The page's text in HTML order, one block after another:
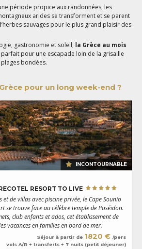
période propice aux randonnées, les
arides se transforment et se parent
sauvages pour le plus grand plaisir des
gastronomie et soleil, la Grèce au mois
pour une escapade loin de la grisaille
bondées.
pour un long week-end ?
INCONTOURNABLE
RESORT TO LIVE
et de villas avec piscine privée, le Cape Sounio
se trouve face au célèbre temple de Poséidon.
club enfants et ados, cet établissement de
vacances en familles en bord de mer.
Séjour à partir de 1820 € /pers
vols A/R + transferts + 7 nuits (petit déjeuner)